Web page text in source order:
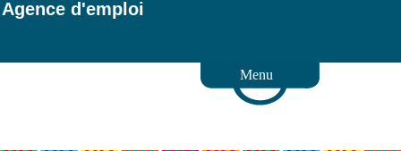
Agence d'emploi
Menu